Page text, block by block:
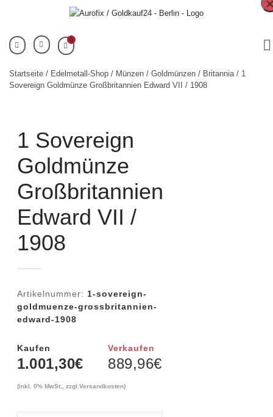
0
Startseite / Edelmetall-Shop / Münzen / Goldmünzen / Britannia / 1
Sovereign Goldmünze Großbritannien Edward VII / 1908
1 Sovereign
Goldmünze
Großbritannien
Edward VII /
1908
Artikelnummer: 1-sovereign-
goldmuenze-grossbritannien-
edward-1908
Kaufen
1.001,30€
Verkaufen
889,96€
(inkl. 0% MwSt., zzgl. Versandkosten)